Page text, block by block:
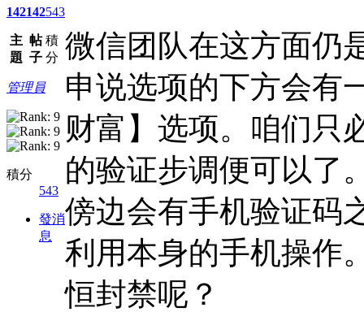
142
主
題
142
帖
子
543
積
分
管理員
積分
543
發消
息
微信团队在这方面仍
申说选项的下方会有
财富】选项。咱们只
的验证步调便可以了
傍边会有手机验证码
利用本身的手机操作
恒封禁呢？